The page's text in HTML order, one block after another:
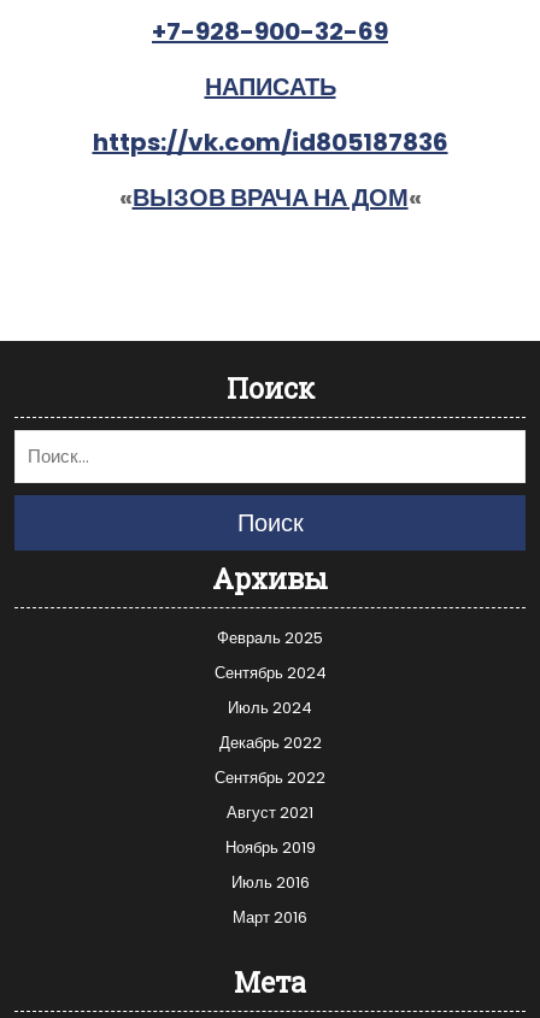
+7-928-900-32-69
НАПИСАТЬ
https://vk.com/id805187836
«ВЫЗОВ ВРАЧА НА ДОМ«
Поиск
Поиск
Архивы
Февраль 2025
Сентябрь 2024
Июль 2024
Декабрь 2022
Сентябрь 2022
Август 2021
Ноябрь 2019
Июль 2016
Март 2016
Мета